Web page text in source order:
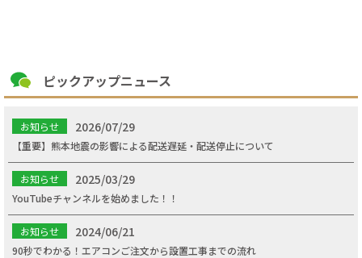
ピックアップニュース
お知らせ 2026/07/29
【重要】熊本地震の影響による配送遅延・配送停止について
お知らせ 2025/03/29
YouTubeチャンネルを始めました！！
お知らせ 2024/06/21
90秒でわかる！エアコンご注文から設置工事までの流れ